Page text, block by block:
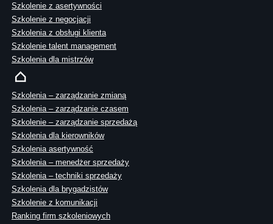
Szkolenie z asertywności
Szkolenie z negocjacji
Szkolenia z obsługi klienta
Szkolenie talent management
Szkolenia dla mistrzów
Szkolenia – zarządzanie zmianą
Szkolenia – zarządzanie czasem
Szkolenie – zarządzanie sprzedażą
Szkolenia dla kierowników
Szkolenia asertywność
Szkolenia – menedżer sprzedaży
Szkolenia – techniki sprzedaży
Szkolenia dla brygadzistów
Szkolenie z komunikacji
Ranking firm szkoleniowych